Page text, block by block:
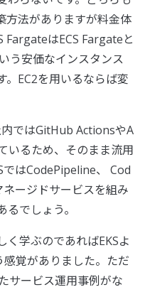
方法がありますが料金体
FargateはECS Fargateと
う安価なインスタンス
。EC2を用いるならば変
ではGitHub ActionsやA
いるため、そのまま流用
ではCodePipeline、 Cod
ージドサービスを組み
でしょう。
学ぶのであればEKSよ
感覚がありました。ただ
サービス運用事例がな